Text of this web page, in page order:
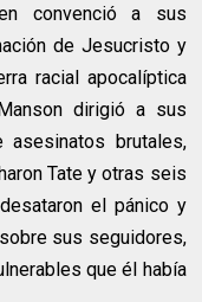
convenció a sus
de Jesucristo y
racial apocalíptica
dirigió a sus
brutales,
Tate y otras seis
el pánico y
sus seguidores,
que él había